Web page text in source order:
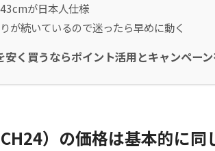
が日本人仕様
が続いているので迷ったら早めに動く
安く買うならポイント活用とキャンペー
）の価格は基本的に同